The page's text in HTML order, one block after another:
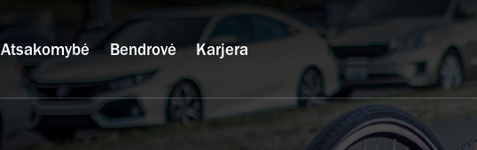
Atsakomybė Bendrovė Karjera